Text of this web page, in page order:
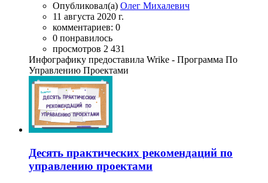
Опубликовал(а) Олег Михалевич
11 августа 2020 г.
комментариев: 0
0 понравилось
просмотров 2 431
Инфографику предоставила Wrike - Программа По
Управлению Проектами
Десять практических рекомендаций по
управлению проектами